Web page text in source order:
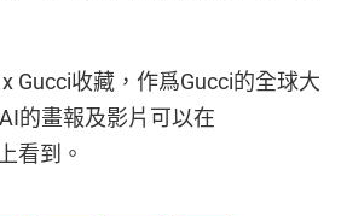
Gucci收藏，作爲Gucci的全球大
的畫報及影片可以在
看到。